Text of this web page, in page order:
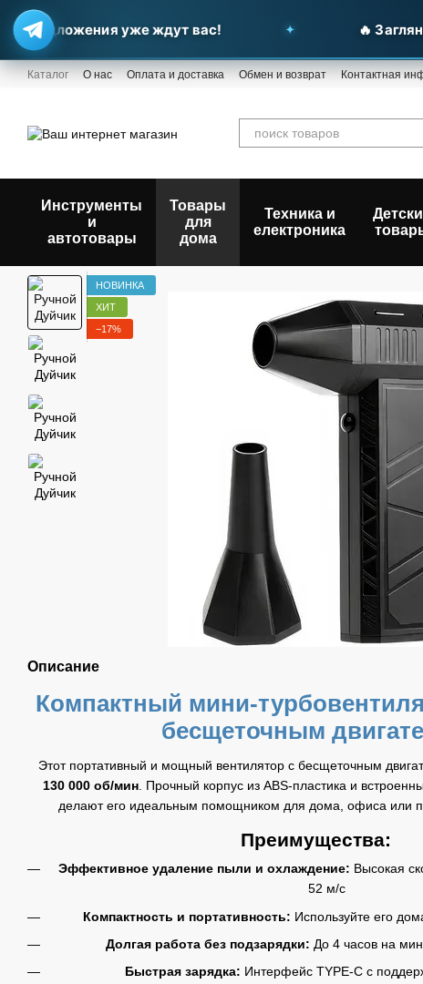
уже ждут вас! 🔥
Перейти к основному контенту
Каталог О нас Оплата и доставка Обмен и возврат Контактная
Инструменты
и
автотовары
Товары
для
дома
Техника и
електроника
НОВИНКА
ХИТ
−17%
Описание
Компактный мини-
бесщеточным
Этот портативный и мощный вентилятор с бесщеточным
130 000 об/мин. Прочный корпус из ABS-пластика и
делают его идеальным помощником для дома, офиса или
Преимущества:
Эффективное удаление пыли и охлаждение: Высокая
52 м/с
Компактность и портативность: Используйте его
Долгая работа без подзарядки: До 4 часов на
Быстрая зарядка: Интерфейс TYPE-C с